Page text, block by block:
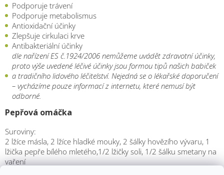
Podporuje trávení
Podporuje metabolismus
Antioxidační účinky
Zlepšuje cirkulaci krve
Antibakteriální účinky
dle nařízení ES č.1924/2006 nemůžeme uvádět zdravotní účinky,
proto výše uvedené léčivé účinky jsou formou tipů našich babiček
a tradičního lidového léčitelství. Nejedná se o lékařské doporučení
– vycházíme pouze informací z internetu, které nemusí být
odborné.
Pepřová omáčka
Suroviny:
2 lžíce másla, 2 lžíce hladké mouky, 2 šálky hovězího vývaru, 1
lžička pepře bílého mletého,1/2 lžičky soli, 1/2 šálku smetany na
vaření